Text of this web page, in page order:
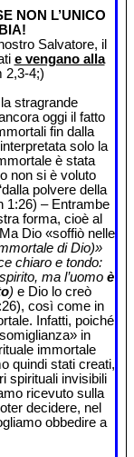
NON L’UNICO
Salvatore, il
e vengano alla
2,3-4;)
stragrande
oggi il fatto
fin dalla
solo la
è stata
non si è voluto
polvere della
1:26) – Entrambe
forma, cioè al
Dio «soffiò nelle
di Dio)»
chiaro e tondo:
ma l’uomo è
) e Dio lo creò
così come in
Infatti, poiché
in
immortale
quindi stati creati,
spirituali invisibili
ricevuto sulla
decidere, nel
obbedire a